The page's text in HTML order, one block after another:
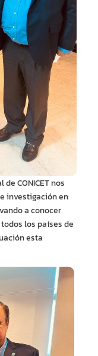
CONICET nos
investigación en
a conocer
los países de
esta